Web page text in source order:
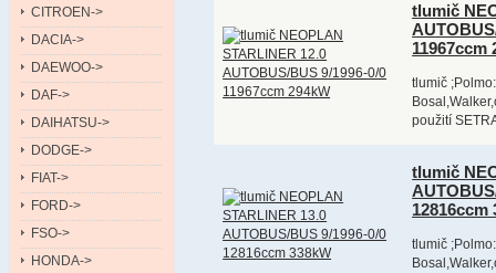
CITROEN->
DACIA->
DAEWOO->
DAF->
DAIHATSU->
DODGE->
FIAT->
FORD->
FSO->
HONDA->
tlumič
11967ccm
tlumič
použití
tlumič
12816ccm
tlumič